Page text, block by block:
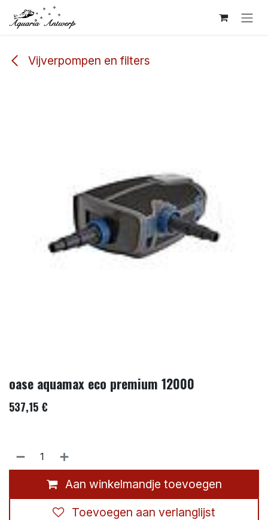
Overslaan naar inhoud
Vijverpompen en filters
oase aquamax eco premium 12000
537,15 €
Aan winkelmandje toevoegen
Toevoegen aan verlanglijst